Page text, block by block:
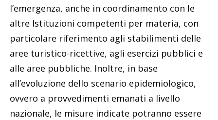
l’emergenza, anche in coordinamento con le
altre Istituzioni competenti per materia, con
particolare riferimento agli stabilimenti delle
aree turistico-ricettive, agli esercizi pubblici e
alle aree pubbliche. Inoltre, in base
all’evoluzione dello scenario epidemiologico,
ovvero a provvedimenti emanati a livello
nazionale, le misure indicate potranno essere